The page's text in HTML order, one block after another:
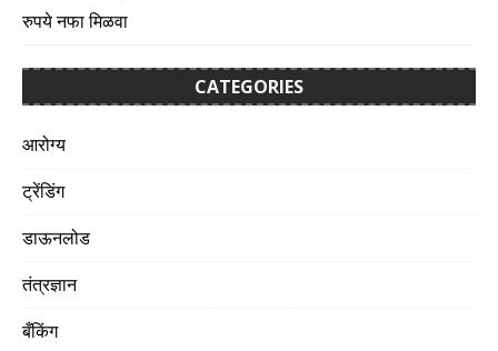
रुपये नफा मिळवा
CATEGORIES
आरोग्य
ट्रेंडिंग
डाऊनलोड
तंत्रज्ञान
बँकिंग